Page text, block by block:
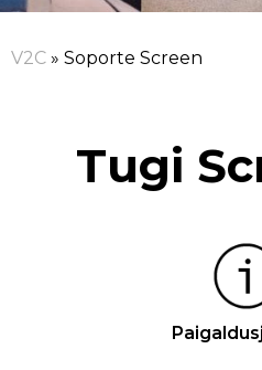
V2C » Soporte Screen
Tugi